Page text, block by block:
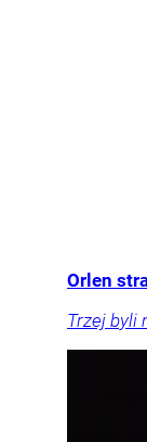
Orlen
Trzej byli